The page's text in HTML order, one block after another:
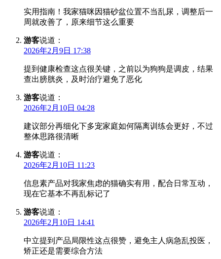
实用指南！我家猫咪因猫砂盆位置不当乱尿，调整后一
周就改善了，原来细节这么重要
游客说道：
2026年2月9日 17:38
提到健康检查这点很关键，之前以为狗狗是调皮，结果
查出膀胱炎，及时治疗避免了恶化
游客说道：
2026年2月10日 04:28
建议部分再细化下多宠家庭如何隔离训练会更好，不过
整体思路很清晰
游客说道：
2026年2月10日 11:23
信息素产品对我家焦虑的猫确实有用，配合日常互动，
现在它基本不再乱标记了
游客说道：
2026年2月10日 14:41
中立提到产品局限性这点很赞，避免主人病急乱投医，
矫正还是需要综合方法